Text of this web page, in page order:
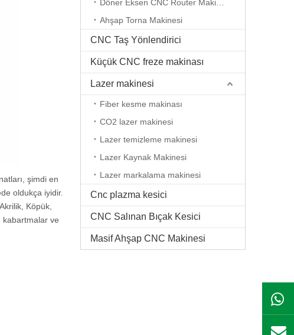
şimdi en
oldukça iyidir.
Köpük,
kabartmalar ve
Ahşap Torna Makinesi
CNC Taş Yönlendirici
Küçük CNC freze makinası
Lazer makinesi
Fiber kesme makinası
CO2 lazer makinesi
Lazer temizleme makinesi
Lazer Kaynak Makinesi
Lazer markalama makinesi
Cnc plazma kesici
CNC Salınan Bıçak Kesici
Masif Ahşap CNC Makinesi